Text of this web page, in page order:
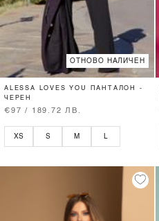
ОТНОВО НАЛИЧЕН
ALESSA LOVES YOU ПАНТАЛОН -
ЧЕРЕН
€97 / 189.72 ЛВ.
XS S M